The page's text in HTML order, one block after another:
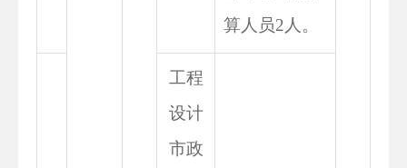
算人员2人。
工程
设计
市政